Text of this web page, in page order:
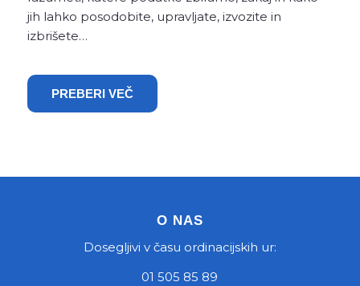
jih lahko posodobite, upravljate, izvozite in
izbrišete…
PREBERI VEČ
O NAS
Dosegljivi v času ordinacijskih ur:
01 505 85 89